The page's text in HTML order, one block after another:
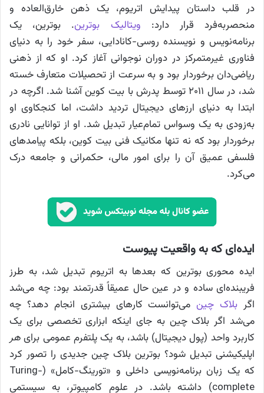
در قلب داستان پیدایش اتریوم، یک ذهن خارق‌العاده و
منحصربه‌فرد قرار دارد: ویتالیک بوترین. بوترین، یک
برنامه‌نویس و نویسنده روسی-کانادایی، سفر خود را به دنیای
فناوری غیرمتمرکز در دوران نوجوانی آغاز کرد. او که از ذهنی
ریاضی‌دان برخوردار بود و به سرعت از تحصیلات متعارف خسته
شد، در سال ۲۰۱۱ توسط پدرش با بیت کوین آشنا شد. اگرچه در
ابتدا به دنیای ارزهای دیجیتال تردید داشت، اما کنجکاوی او
به‌زودی به یک وسواس تمام‌عیار تبدیل شد. او از توانایی نادری
برخوردار بود که نه تنها مکانیک فنی بیت کوین، بلکه پیامدهای
فلسفی عمیق آن را برای امور مالی، حکمرانی و جامعه درک
می‌کرد.
ایده‌ای که به واقعیت پیوست
ایده محوری بوترین که بعدها به اتریوم تبدیل شد، به طرز
فریبنده‌ای ساده و در عین حال عمیقاً قدرتمند بود: چه می‌شد
اگر بلاک چینمی‌توانست کارهای بیشتری انجام دهد؟ چه
می‌شد اگر بلاک چین به جای اینکه ابزاری تخصصی برای یک
کاربرد واحد (پول دیجیتال) باشد، به یک پلتفرم عمومی برایهر
اپلیکیشنی تبدیل شود؟ بوترین بلاک چین جدیدی را تصور کرد
که یک زبان برنامه‌نویسی داخلی و «تورینگ-کامل» (Turing-
complete) داشته باشد. در علوم کامپیوتر، به سیستمی